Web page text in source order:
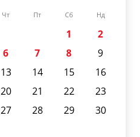
Чт Пт Сб Нд
1
2
6 7 8
9
13 14 15
16
20 21 22
23
27 28 29
30